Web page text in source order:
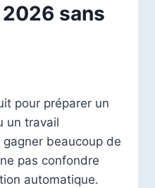
sans
pour préparer un
un travail
beaucoup de
pas confondre
automatique.